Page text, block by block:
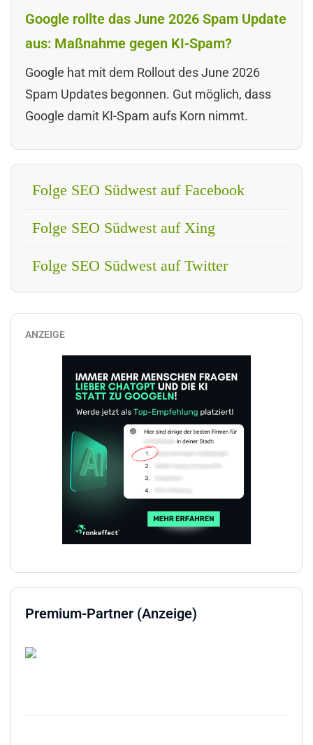
Google rollte das June 2026 Spam Update
aus: Maßnahme gegen KI-Spam?
Google hat mit dem Rollout des June 2026
Spam Updates begonnen. Gut möglich, dass
Google damit KI-Spam aufs Korn nimmt.
Folge SEO Südwest auf Facebook
Folge SEO Südwest auf Xing
Folge SEO Südwest auf Twitter
ANZEIGE
Premium-Partner (Anzeige)